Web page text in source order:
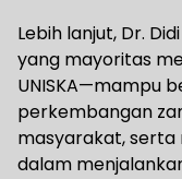
Lebih lanjut, Dr.
yang mayoritas
UNISKA—mampu
perkembangan
masyarakat, serta
dalam